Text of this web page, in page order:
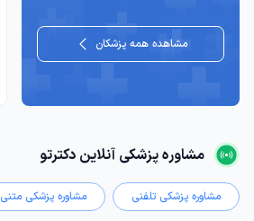
مشاهده همه پزشکان
مشاوره پزشکی آنلاین دکترتو
مشاوره پزشکی تلفنی مشاوره پزشکی متنی